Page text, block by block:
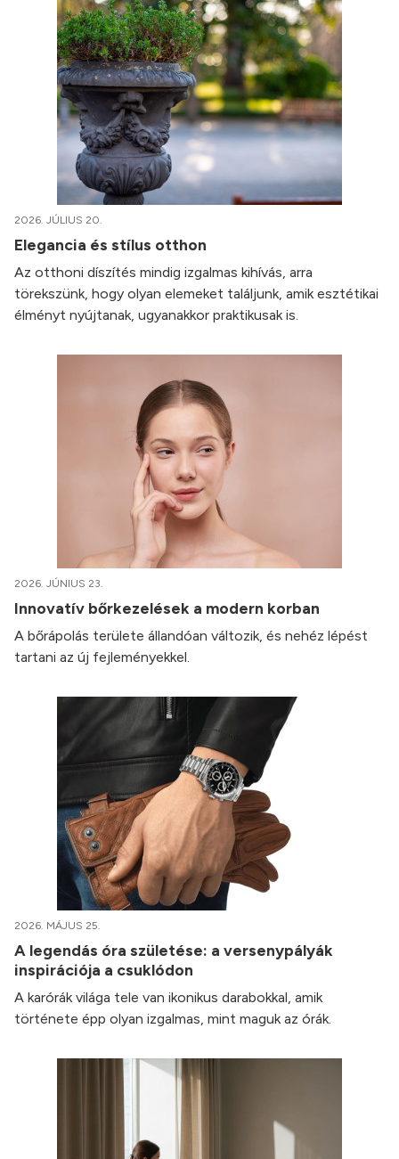
2026. JÚLIUS 20.
Elegancia és stílus otthon
Az otthoni díszítés mindig izgalmas kihívás, arra
törekszünk, hogy olyan elemeket találjunk, amik esztétikai
élményt nyújtanak, ugyanakkor praktikusak is.
2026. JÚNIUS 23.
Innovatív bőrkezelések a modern korban
A bőrápolás területe állandóan változik, és nehéz lépést
tartani az új fejleményekkel.
2026. MÁJUS 25.
A legendás óra születése: a versenypályák
inspirációja a csuklódon
A karórák világa tele van ikonikus darabokkal, amik
története épp olyan izgalmas, mint maguk az órák.